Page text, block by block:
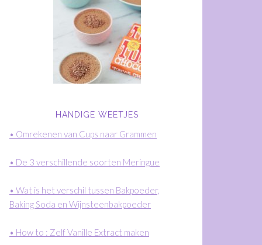
HANDIGE WEETJES
• Omrekenen van Cups naar Grammen
• De 3 verschillende soorten Meringue
• Wat is het verschil tussen Bakpoeder,
Baking Soda en Wijnsteenbakpoeder
• How to : Zelf Vanille Extract maken